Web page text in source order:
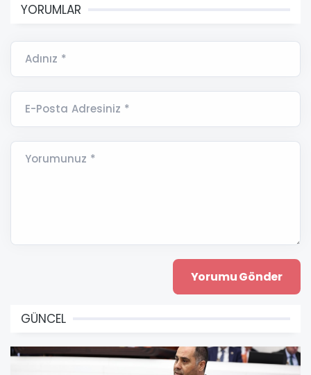
YORUMLAR
Adınız *
E-Posta Adresiniz *
Yorumunuz *
GÜNCEL